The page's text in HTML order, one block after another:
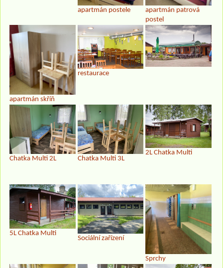
apartmán postele
apartmán patrová
postel
apartmán skříň
restaurace
Chatka Multi 2L Chatka Multi 3L
2L Chatka Multi
5L Chatka Multi
Sociální zařízení
Sprchy